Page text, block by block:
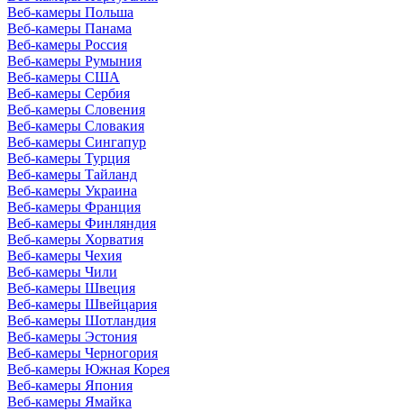
Веб-камеры Польша
Веб-камеры Панама
Веб-камеры Россия
Веб-камеры Румыния
Веб-камеры США
Веб-камеры Сербия
Веб-камеры Словения
Веб-камеры Словакия
Веб-камеры Сингапур
Веб-камеры Турция
Веб-камеры Тайланд
Веб-камеры Украина
Веб-камеры Франция
Веб-камеры Финляндия
Веб-камеры Хорватия
Веб-камеры Чехия
Веб-камеры Чили
Веб-камеры Швеция
Веб-камеры Швейцария
Веб-камеры Шотландия
Веб-камеры Эстония
Веб-камеры Черногория
Веб-камеры Южная Корея
Веб-камеры Япония
Веб-камеры Ямайка